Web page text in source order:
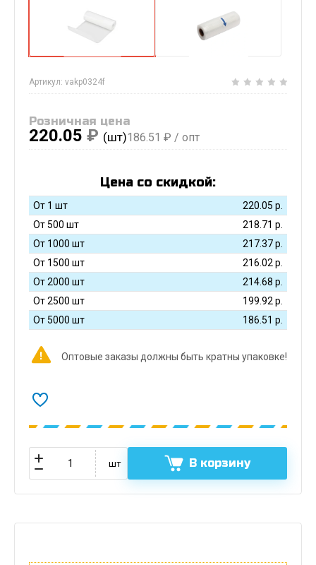
Артикул: vakp0324f
Розничная цена
220.05 ₽ (шт)186.51 ₽ / опт
Цена со скидкой:
От 1 шт 220.05 р.
От 500 шт
218.71 р.
От 1000 шт
217.37р.
От 1500 шт
216.02 р.
От 2000 шт
214.68 р.
От 2500 шт
199.92 р.
От 5000 шт
186.51 р.
Оптовые заказы должны быть кратны упаковке!
шт В корзину